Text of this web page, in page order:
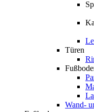
Türen
Wand-